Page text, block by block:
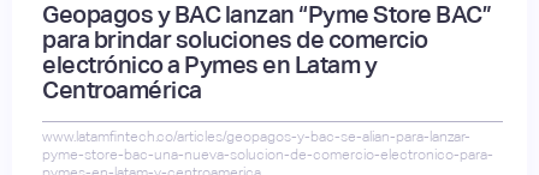
Geopagos y BAC lanzan “Pyme Store BAC”
para brindar soluciones de comercio
electrónico a Pymes en Latam y
Centroamérica
www.latamfintech.co/articles/geopagos-y-bac-se-alian-para-lanzar-
pyme-store-bac-una-nueva-solucion-de-comercio-electronico-para-